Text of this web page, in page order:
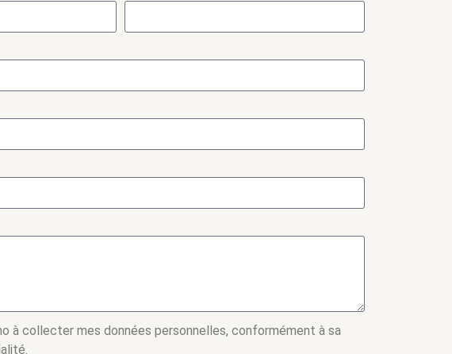
à collecter mes données personnelles, conformément à sa